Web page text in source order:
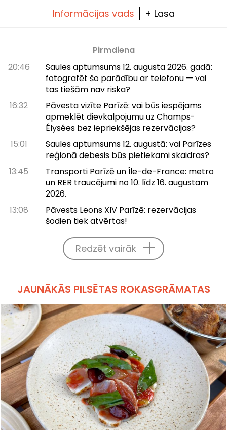
Informācijas vads + Lasa
Pirmdiena
20:46
Saules aptumsums 12. augusta 2026. gadā:
fotografēt šo parādību ar telefonu — vai
tas tiešām nav riska?
16:32
Pāvesta vizīte Parīzē: vai būs iespējams
apmeklēt dievkalpojumu uz Champs-
Élysées bez iepriekšējas rezervācijas?
15:01
Saules aptumsums 12. augustā: vai Parīzes
reģionā debesis būs pietiekami skaidras?
13:45
Transporti Parīzē un Île-de-France: metro
un RER traucējumi no 10. līdz 16. augustam
2026.
13:08
Pāvests Leons XIV Parīzē: rezervācijas
šodien tiek atvērtas!
Redzēt vairāk
JAUNĀKĀS PILSĒTAS ROKASGRĀMATAS